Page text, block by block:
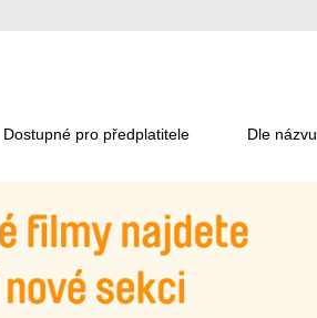
Dostupné pro předplatitele Dle názvu